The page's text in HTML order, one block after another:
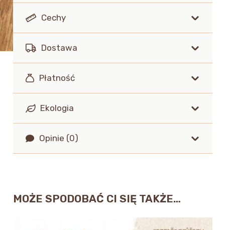
Cechy
Dostawa
Płatność
Ekologia
Opinie (0)
MOŻE SPODOBAĆ CI SIĘ TAKŻE…